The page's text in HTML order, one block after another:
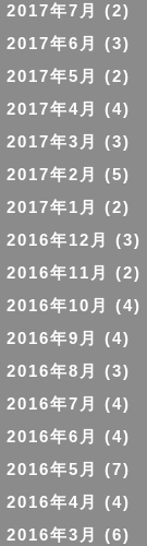
2017年7月
(2)
2017年6月
(3)
2017年5月
(2)
2017年4月
(4)
2017年3月
(3)
2017年2月
(5)
2017年1月
(2)
2016年12月
(3)
2016年11月
(2)
2016年10月
(4)
2016年9月
(4)
2016年8月
(3)
2016年7月
(4)
2016年6月
(4)
2016年5月
(7)
2016年4月
(4)
2016年3月
(6)